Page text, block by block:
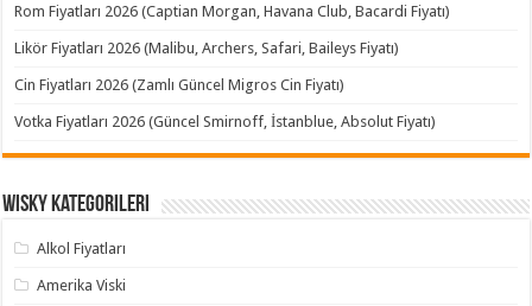
Rom Fiyatları 2026 (Captian Morgan, Havana Club, Bacardi Fiyatı)
Likör Fiyatları 2026 (Malibu, Archers, Safari, Baileys Fiyatı)
Cin Fiyatları 2026 (Zamlı Güncel Migros Cin Fiyatı)
Votka Fiyatları 2026 (Güncel Smirnoff, İstanblue, Absolut Fiyatı)
Wisky Kategorileri
Alkol Fiyatları
Amerika Viski